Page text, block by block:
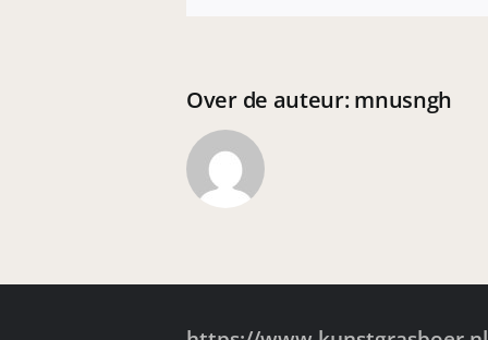
Over de auteur:mnusngh